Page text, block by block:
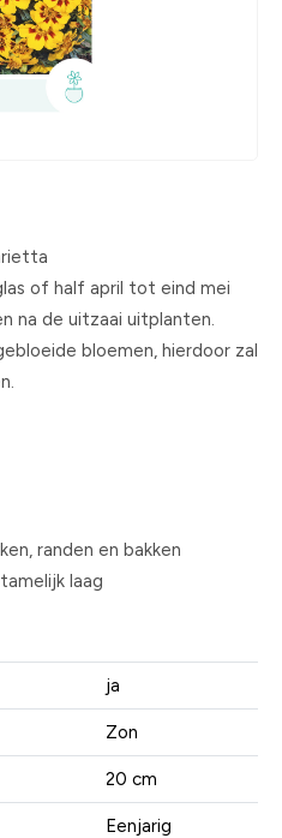
of half april tot eind mei
na de uitzaai uitplanten.
bloemen, hierdoor zal
randen en bakken
laag
ja
Zon
20 cm
Eenjarig